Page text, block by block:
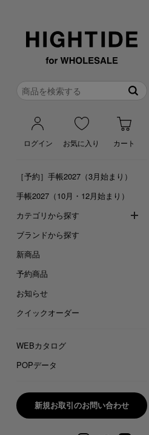
ログイン お気に入り カート
［予約］手帳2027（3月始まり）
手帳2027（10月・12月始まり）
カテゴリから探す
ブランドから探す
新商品
予約商品
お知らせ
クイックオーダー
WEBカタログ
POPデータ
新規お取引のお問い合わせ